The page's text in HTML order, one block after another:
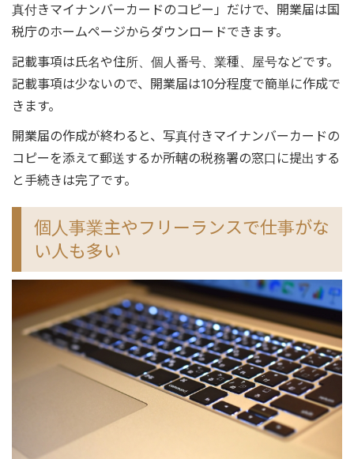
真付きマイナンバーカードのコピー」だけで、開業届は国
税庁のホームページからダウンロードできます。
記載事項は氏名や住所、個人番号、業種、屋号などです。
記載事項は少ないので、開業届は10分程度で簡単に作成で
きます。
開業届の作成が終わると、写真付きマイナンバーカードの
コピーを添えて郵送するか所轄の税務署の窓口に提出する
と手続きは完了です。
個人事業主やフリーランスで仕事がな
い人も多い